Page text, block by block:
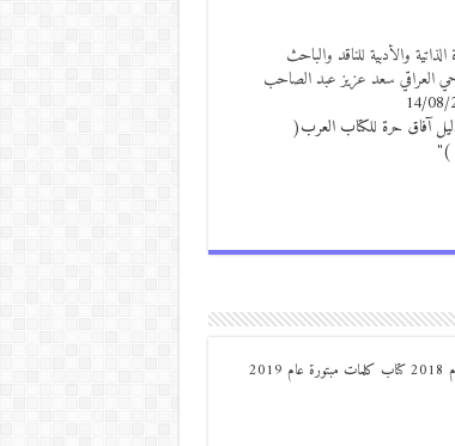
الذاتية والأدبية للناقد والباحث
العراقي سعد عزيز عبد الصاحب
14/08/
آفاق حرة للكتاب العرب(
)"
من مواليد ديرعلا ( الصوالحة) صدر له : كتاب مذكرات مجنون في مدن مجنونة عام 2018 كتاب كلمات مبتورة عام 2019